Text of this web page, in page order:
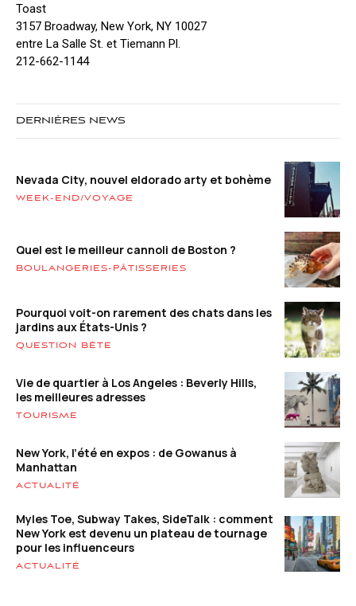
Toast
3157 Broadway, New York, NY 10027
entre La Salle St. et Tiemann Pl.
212-662-1144
DERNIÈRES NEWS
Nevada City, nouvel eldorado arty et bohème
WEEK-END/VOYAGE
Quel est le meilleur cannoli de Boston ?
BOULANGERIES-PÂTISSERIES
Pourquoi voit-on rarement des chats dans les
jardins aux États-Unis ?
QUESTION BÊTE
Vie de quartier à Los Angeles : Beverly Hills,
les meilleures adresses
TOURISME
New York, l’été en expos : de Gowanus à
Manhattan
ACTUALITÉ
Myles Toe, Subway Takes, SideTalk : comment
New York est devenu un plateau de tournage
pour les influenceurs
ACTUALITÉ